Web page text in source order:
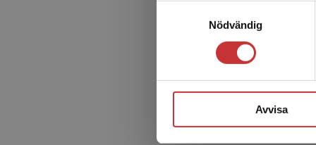
Nödvändig
Avvisa